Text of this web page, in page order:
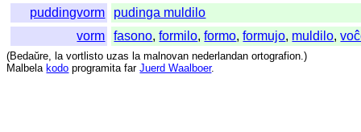
puddingvorm
pudinga muldilo
vorm
fasono,formilo,formo,formujo, muldilo,
(Bedaŭre, la vortlisto uzas la malnovan nederlandan ortografion.)
Malbela kodo programita far Juerd Waalboer.